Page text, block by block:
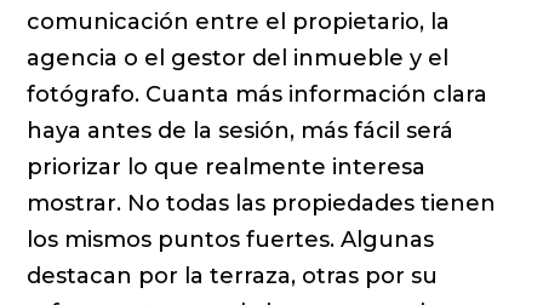
comunicación entre el propietario, la
agencia o el gestor del inmueble y el
fotógrafo. Cuanta más información clara
haya antes de la sesión, más fácil será
priorizar lo que realmente interesa
mostrar. No todas las propiedades tienen
los mismos puntos fuertes. Algunas
destacan por la terraza, otras por su